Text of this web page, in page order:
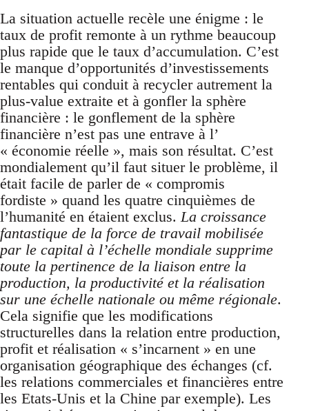
La situation actuelle recèle une énigme : le
taux de profit remonte à un rythme beaucoup
plus rapide que le taux d’accumulation. C’est
le manque d’opportunités d’investissements
rentables qui conduit à recycler autrement la
plus-value extraite et à gonfler la sphère
financière : le gonflement de la sphère
financière n’est pas une entrave à l’
« économie réelle », mais son résultat. C’est
mondialement qu’il faut situer le problème, il
était facile de parler de « compromis
fordiste » quand les quatre cinquièmes de
l’humanité en étaient exclus.La croissance
fantastique de la force de travail mobilisée
par le capital à l’échelle mondiale supprime
toute la pertinence de la liaison entre la
production, la productivité et la réalisation
sur une échelle nationale ou même régionale.
Cela signifie que les modifications
structurelles dans la relation entre production,
profit et réalisation « s’incarnent » en une
organisation géographique des échanges (cf.
les relations commerciales et financières entre
les Etats-Unis et la Chine par exemple). Les